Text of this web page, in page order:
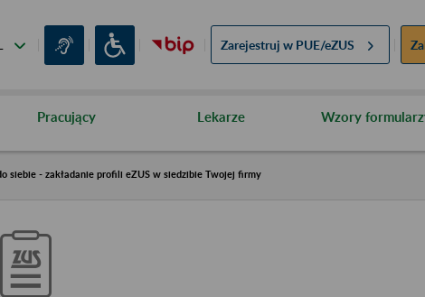
Zarejestruj w PUE/eZUS
Pracujący Lekarze Wzory
siebie - zakładanie profili eZUS w siedzibie Twojej firmy